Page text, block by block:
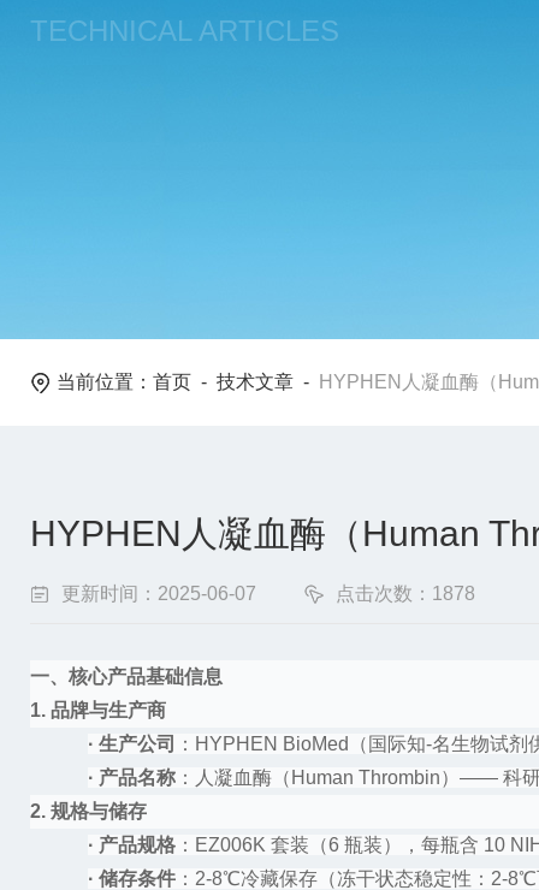
TECHNICAL ARTICLES
当前位置： 首页 - 技术文章 - HYPHEN人凝血酶（
HYPHEN人凝血酶（Human
更新时间：2025-06-07 点击次数：1878
一、核心产品基础信息
1. 品牌与生产商
· 生产公司 ： HYPHEN BioMed（国际知-名生物试剂
· 产品名称 ：人凝血酶（ Human Thrombin）—— 科
2. 规格与储存
· 产品规格 ： EZ006K 套装（6 瓶装），每瓶含 10
· 储存条件 ： 2-8℃冷藏保存（冻干状态稳定性：2-